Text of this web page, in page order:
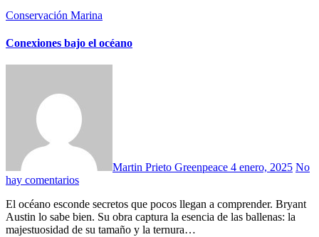
Conservación Marina
Conexiones bajo el océano
Martin Prieto Greenpeace 4 enero, 2025 No
hay comentarios
El océano esconde secretos que pocos llegan a comprender. Bryant
Austin lo sabe bien. Su obra captura la esencia de las ballenas: la
majestuosidad de su tamaño y la ternura…